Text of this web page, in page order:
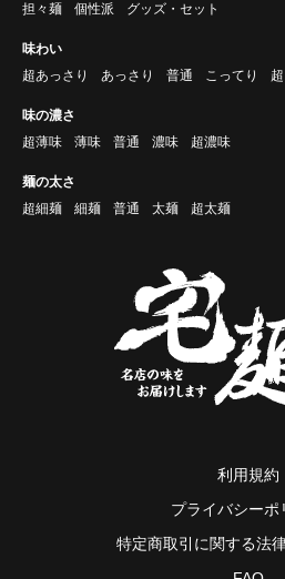
担々麺
個性派 グッズ・セット
味わい
超あっさり
あっさり 普通 こってり
味の濃さ
超薄味
薄味 普通 濃味 超濃味
麺の太さ
超細麺
細麺 普通 太麺 超太麺
利用規約
プライバシーポ
特定商取引に関する法